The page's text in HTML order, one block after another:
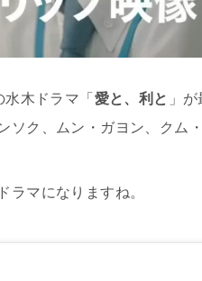
木ドラマ「 愛と、利と 」
ソク、ムン・ガヨン、クム
ラマになりますね。